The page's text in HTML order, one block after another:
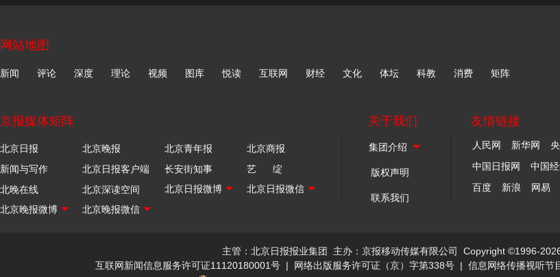
网站地图
新闻 评论 深度 理论 视频 图库 悦读 互联网 财经 文化 体坛 科教 消费 矩阵
京报媒体矩阵
北京日报 北京晚报 北京青年报
北京商报
新闻与写作
北京日报客户端 长安街知事
艺 绽
北晚在线
北京深读空间
关于我们
版权声明
联系我们
友情链接
人民网 新华网
中国日报网
中国
百度
新浪 网易
主管：北京日报报业集团 主办：京报移动传媒有限公司
Copyright ©1996-
互联网新闻信息服务许可证11120180001号 | 网络出版服务许可证（京）字第338号 | 信息网络传播视听节